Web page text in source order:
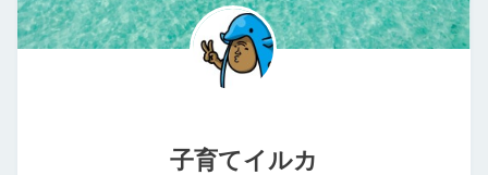
子育てイルカ